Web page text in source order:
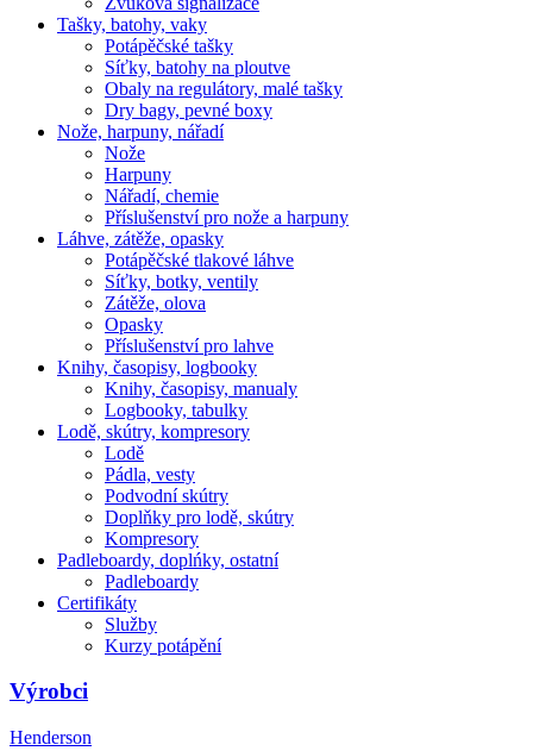
Tašky, batohy, vaky
Potápěčské tašky
Síťky, batohy na ploutve
Obaly na regulátory, malé tašky
Dry bagy, pevné boxy
Nože, harpuny, nářadí
Nože
Harpuny
Nářadí, chemie
Příslušenství pro nože a harpuny
Láhve, zátěže, opasky
Potápěčské tlakové láhve
Síťky, botky, ventily
Zátěže, olova
Opasky
Příslušenství pro lahve
Knihy, časopisy, logbooky
Knihy, časopisy, manualy
Logbooky, tabulky
Lodě, skútry, kompresory
Lodě
Pádla, vesty
Podvodní skútry
Doplňky pro lodě, skútry
Kompresory
Padleboardy, doplńky, ostatní
Padleboardy
Certifikáty
Služby
Kurzy potápění
Výrobci
Henderson